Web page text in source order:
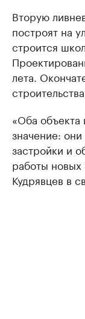
Вторую
построят на
строится
лета.
«Оба
значение:
застройки и
работы новых
Кудрявцев в